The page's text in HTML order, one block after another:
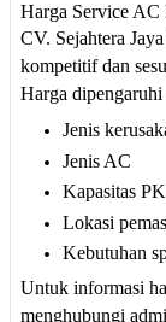
Harga Service
CV. Sejahtera
kompetitif dan
Harga dipengaruhi
Jenis
Jenis AC
Kapasitas
Lokasi
Kebutuhan
Untuk informasi
menghubungi